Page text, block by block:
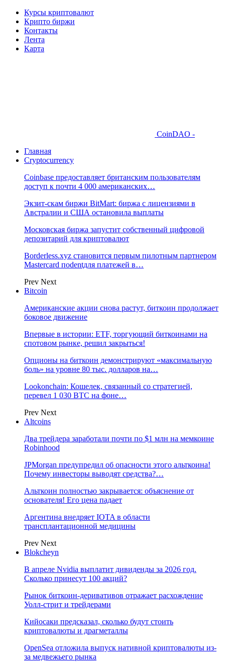
Курсы криптовалют
Крипто биржи
Контакты
Лента
Карта
CoinDAO -
Главная
Cryptocurrency
Coinbase предоставляет британским пользователям
доступ к почти 4 000 американских…
Экзит-скам биржи BitMart: биржа с лицензиями в
Австралии и США остановила выплаты
Московская биржа запустит собственный цифровой
депозитарий для криптовалют
Borderless.xyz становится первым пилотным партнером
Mastercard поdentдля платежей в…
Prev Next
Bitcoin
Американские акции снова растут, биткоин продолжает
боковое движение
Впервые в истории: ETF, торгующий биткоинами на
спотовом рынке, решил закрыться!
Опционы на биткоин демонстрируют «максимальную
боль» на уровне 80 тыс. долларов на…
Lookonchain: Кошелек, связанный со стратегией,
перевел 1 030 BTC на фоне…
Prev Next
Altcoins
Два трейдера заработали почти по $1 млн на мемкоине
Robinhood
JPMorgan предупредил об опасности этого альткоина!
Почему инвесторы выводят средства?…
Альткоин полностью закрывается: объяснение от
основателя! Его цена падает
Аргентина внедряет IOTA в области
трансплантационной медицины
Prev Next
Blokcheyn
В апреле Nvidia выплатит дивиденды за 2026 год.
Сколько принесут 100 акций?
Рынок биткоин-деривативов отражает расхождение
Уолл-стрит и трейдерами
Кийосаки предсказал, сколько будут стоить
криптовалюты и драгметаллы
OpenSea отложила выпуск нативной криптовалюты из-
за медвежьего рынка